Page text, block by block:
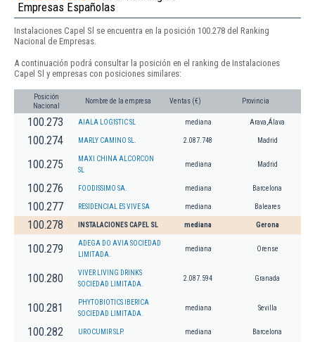
Empresas Españolas
Instalaciones Capel Sl se encuentra en la posición 100.278 del Ranking
Nacional de Empresas.
A continuación podrá consultar la posición en el ranking de Instalaciones
Capel Sl y empresas con posiciones similares:
Posición
Nacional
Nombre de la empresa Ventas (€) Provincia
100.273 AIALA LOGISTIC SL mediana Arava,Álava
100.274 MARLY CAMINO SL. 2.087.748 Madrid
100.275
MAXI CHINA ALCORCON
SL
mediana Madrid
100.276 FOODISSIMO SA. mediana Barcelona
100.277 RESIDENCIAL ES VIVE SA mediana Baleares
100.278 INSTALACIONES CAPEL SL mediana Gerona
100.279
ADEGA DO AVIA SOCIEDAD
LIMITADA.
mediana Orense
100.280
VIVER LIVING DRINKS
SOCIEDAD LIMITADA.
2.087.594 Granada
100.281
PHYTOBIOTICS IBERICA
SOCIEDAD LIMITADA.
mediana Sevilla
100.282 UROCUMIR SLP. mediana Barcelona